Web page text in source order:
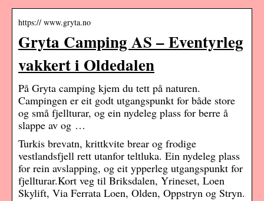
https:// www.gryta.no
Gryta Camping AS – Eventyrleg
vakkert i Oldedalen
På Gryta camping kjem du tett på naturen.
Campingen er eit godt utgangspunkt for både store
og små fjellturar, og ein nydeleg plass for berre å
slappe av og …
Turkis brevatn, krittkvite brear og frodige
vestlandsfjell rett utanfor teltluka. Ein nydeleg plass
for rein avslapping, og eit ypperleg utgangspunkt for
fjellturar.Kort veg til Briksdalen, Yrineset, Loen
Skylift, Via Ferrata Loen, Olden, Oppstryn og Stryn.